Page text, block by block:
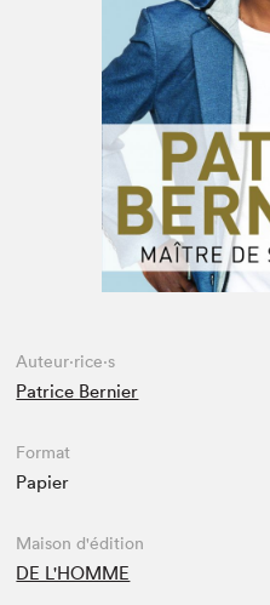
Espace enseignant·e·s
Espace pro
Auteur·rice·s
Patrice Bernier
Format
Papier
Maison d'édition
DE L'HOMME